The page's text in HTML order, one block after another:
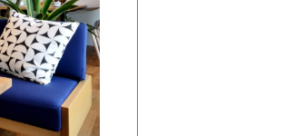
知らせ
ィーク期間についてのお知らせ
加しました｜ジャパンディ×高性能